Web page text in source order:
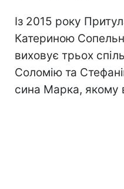
Із 2015 року
Катериною
виховує трьох
Соломію та
сина Марка, якому